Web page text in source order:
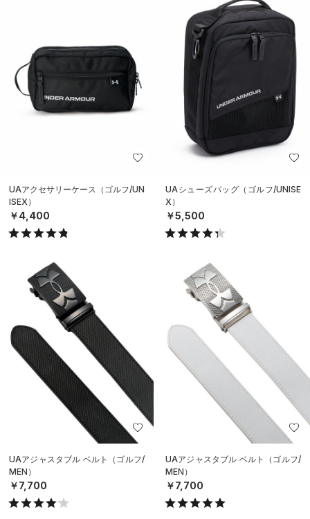
UAアクセサリーケース（ゴルフ/UN
ISEX）
￥4,400
UAシューズバッグ（ゴルフ/UNISE
X）
￥5,500
UAアジャスタブル ベルト（ゴルフ/
MEN）
￥7,700
UAアジャスタブル ベルト（ゴルフ/
MEN）
￥7,700